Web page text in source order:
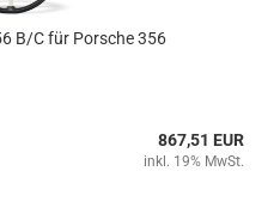
B/C für Porsche 356
867,51 EUR
inkl. 19% MwSt.